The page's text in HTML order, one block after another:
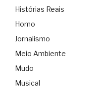
Histórias Reais
Homo
Jornalismo
Meio Ambiente
Mudo
Musical